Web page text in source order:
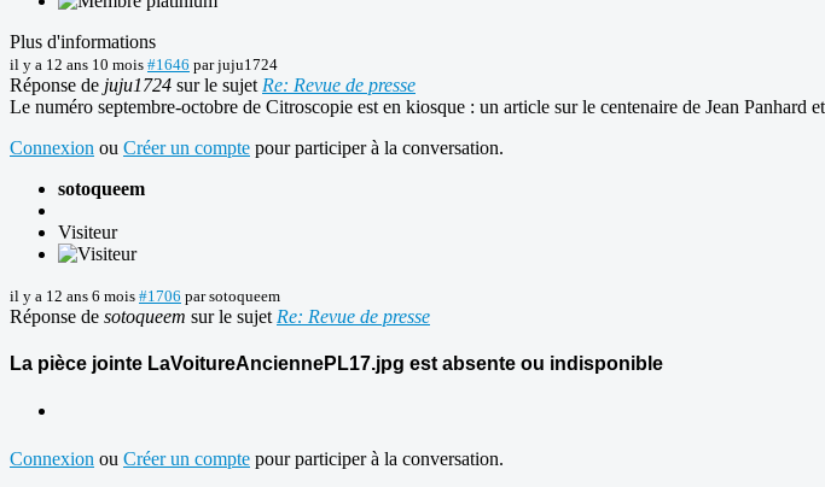
Plus d'informations
il y a 12 ans 10 mois #1646 parjuju1724
Réponse de juju1724 sur le sujet Re: Revue de presse
Le numéro septembre-octobre de Citroscopie est en kiosque : un article sur le centenaire de Jean Panhard
Connexion ou Créer un compte pour participer à la conversation.
sotoqueem
Visiteur
il y a 12 ans 6 mois #1706 parsotoqueem
Réponse de sotoqueem sur le sujet Re: Revue de presse
La pièce jointe LaVoitureAnciennePL17.jpg est absente ou indisponible
Connexion ou Créer un compte pour participer à la conversation.